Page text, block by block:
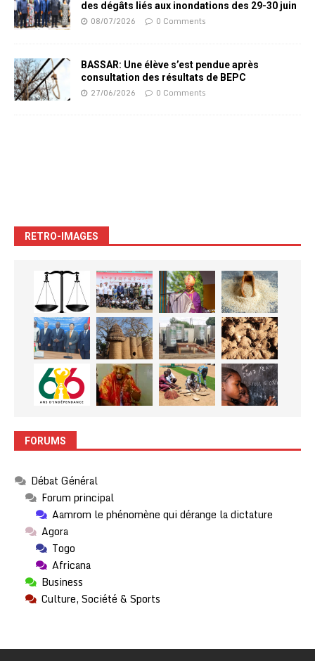
des dégâts liés aux inondations des 29-30 juin
08/07/2026 0 Comments
BASSAR: Une élève s’est pendue après
consultation des résultats de BEPC
27/06/2026 0 Comments
RETRO-IMAGES
FORUMS
Débat Général
Forum principal
Aamrom le phénomène qui dérange la dictature
Agora
Togo
Africana
Business
Culture, Société & Sports